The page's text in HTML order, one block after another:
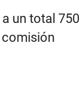
un total